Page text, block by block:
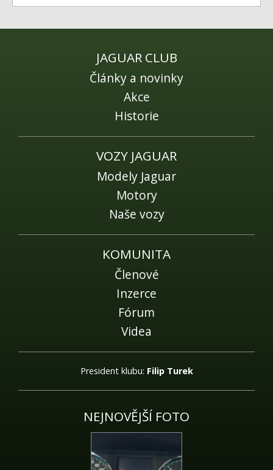
JAGUAR CLUB
Články a novinky
Akce
Historie
VOZY JAGUAR
Modely Jaguar
Motory
Naše vozy
KOMUNITA
Členové
Inzerce
Fórum
Videa
President klubu: Filip Turek
NEJNOVĚJŠÍ FOTO